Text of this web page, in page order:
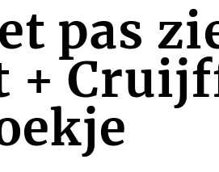
pas
+